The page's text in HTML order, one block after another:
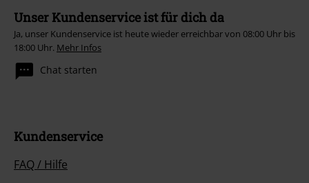
Unser Kundenservice ist für dich da
Ja, unser Kundenservice ist heute wieder erreichbar von 08:00 Uhr bis
18:00 Uhr. Mehr Infos
Chat starten
Kundenservice
FAQ / Hilfe